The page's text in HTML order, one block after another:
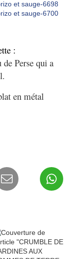
:
Perse qui a
en métal